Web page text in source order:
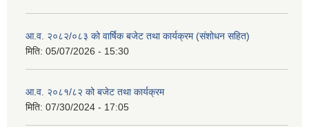
आ.व. २०८२/०८३ को वार्षिक बजेट तथा कार्यक्रम (संशोधन सहित)
मिति: 05/07/2026 - 15:30
आ.व. २०८१/८२ को बजेट तथा कार्यक्रम
मिति: 07/30/2024 - 17:05